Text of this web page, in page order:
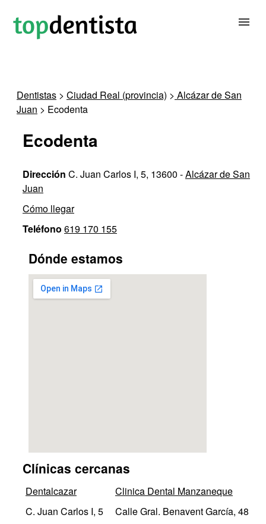
PARA CLÍNICAS DENTALES
CONTACTAR
Dentistas > Ciudad Real (provincia) > Alcázar de San
Juan > Ecodenta
Ecodenta
Dirección C. Juan Carlos I, 5, 13600 -Alcázar de San
Juan
Cómo llegar
Teléfono 619 170 155
Dónde estamos
Clínicas cercanas
Dentalcazar
C. Juan Carlos I, 5
Clinica Dental Manzaneque
Calle Gral. Benavent García, 48